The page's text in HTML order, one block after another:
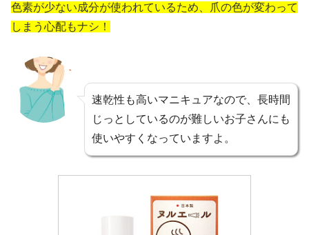
色素が少ない成分が使われているため、爪の色が変わって
しまう心配もナシ！
速乾性も高いマニキュアなので、長時間
じっとしているのが難しいお子さんにも
使いやすくなっていますよ。